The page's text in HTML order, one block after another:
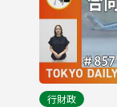
行財政